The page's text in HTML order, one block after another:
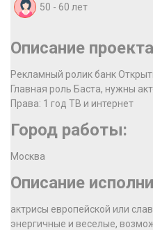
50 - 60 лет
Описание
Рекламный ролик банк
Главная роль Баста, нужны
Права: 1 год ТВ и интернет
Город работы:
Москва
Описание
актрисы европейской или
энергичные и веселые,